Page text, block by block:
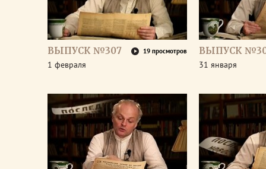
ВЫПУСК №307 19 просмотров
1 февраля
ВЫПУСК
31 января